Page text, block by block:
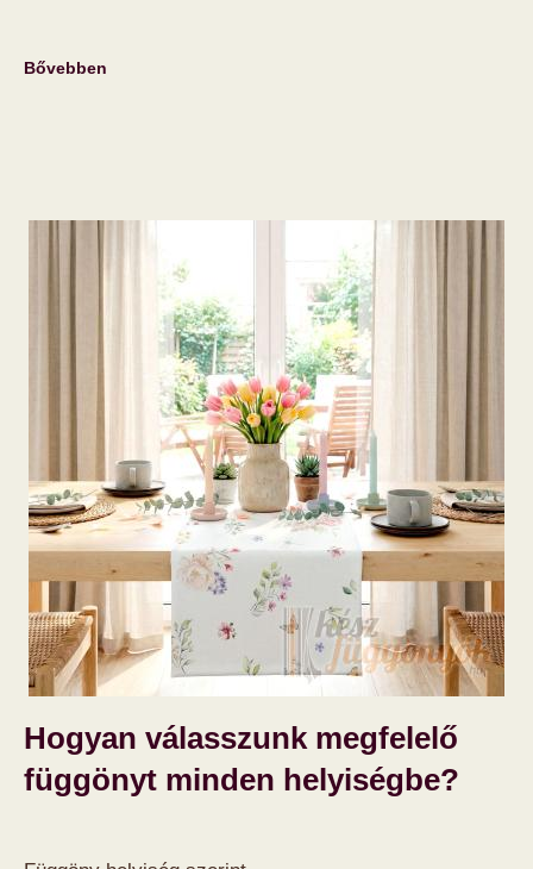
Bővebben
Hogyan válasszunk megfelelő
függönyt minden helyiségbe?